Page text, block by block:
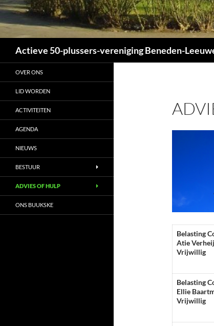
Actieve 50-plussers-vereniging Beneden-
Belasting
Atie
Vrijwillig
Belasting
Ellie
Vrijwillig
OVER ONS
LID WORDEN
ACTIVITEITEN
AGENDA
NIEUWS
BESTUUR
ADVIES OF HULP
ONS BUUKSKE